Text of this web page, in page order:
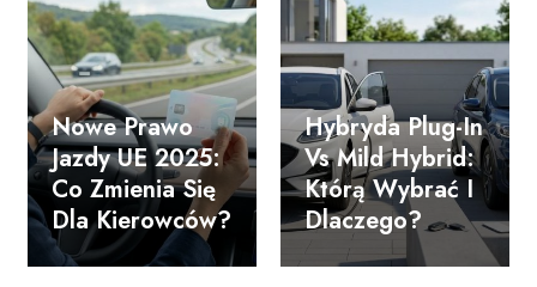
Nowe Prawo
Jazdy UE 2025:
Co Zmienia Się
Dla Kierowców?
Hybryda Plug-In
Vs Mild Hybrid:
Którą Wybrać I
Dlaczego?